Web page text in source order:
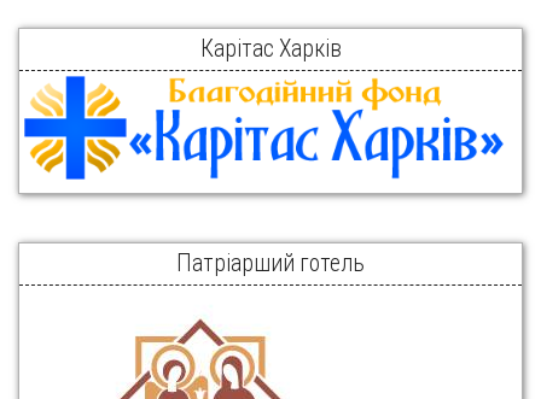
Карітас Харків
Патріарший готель